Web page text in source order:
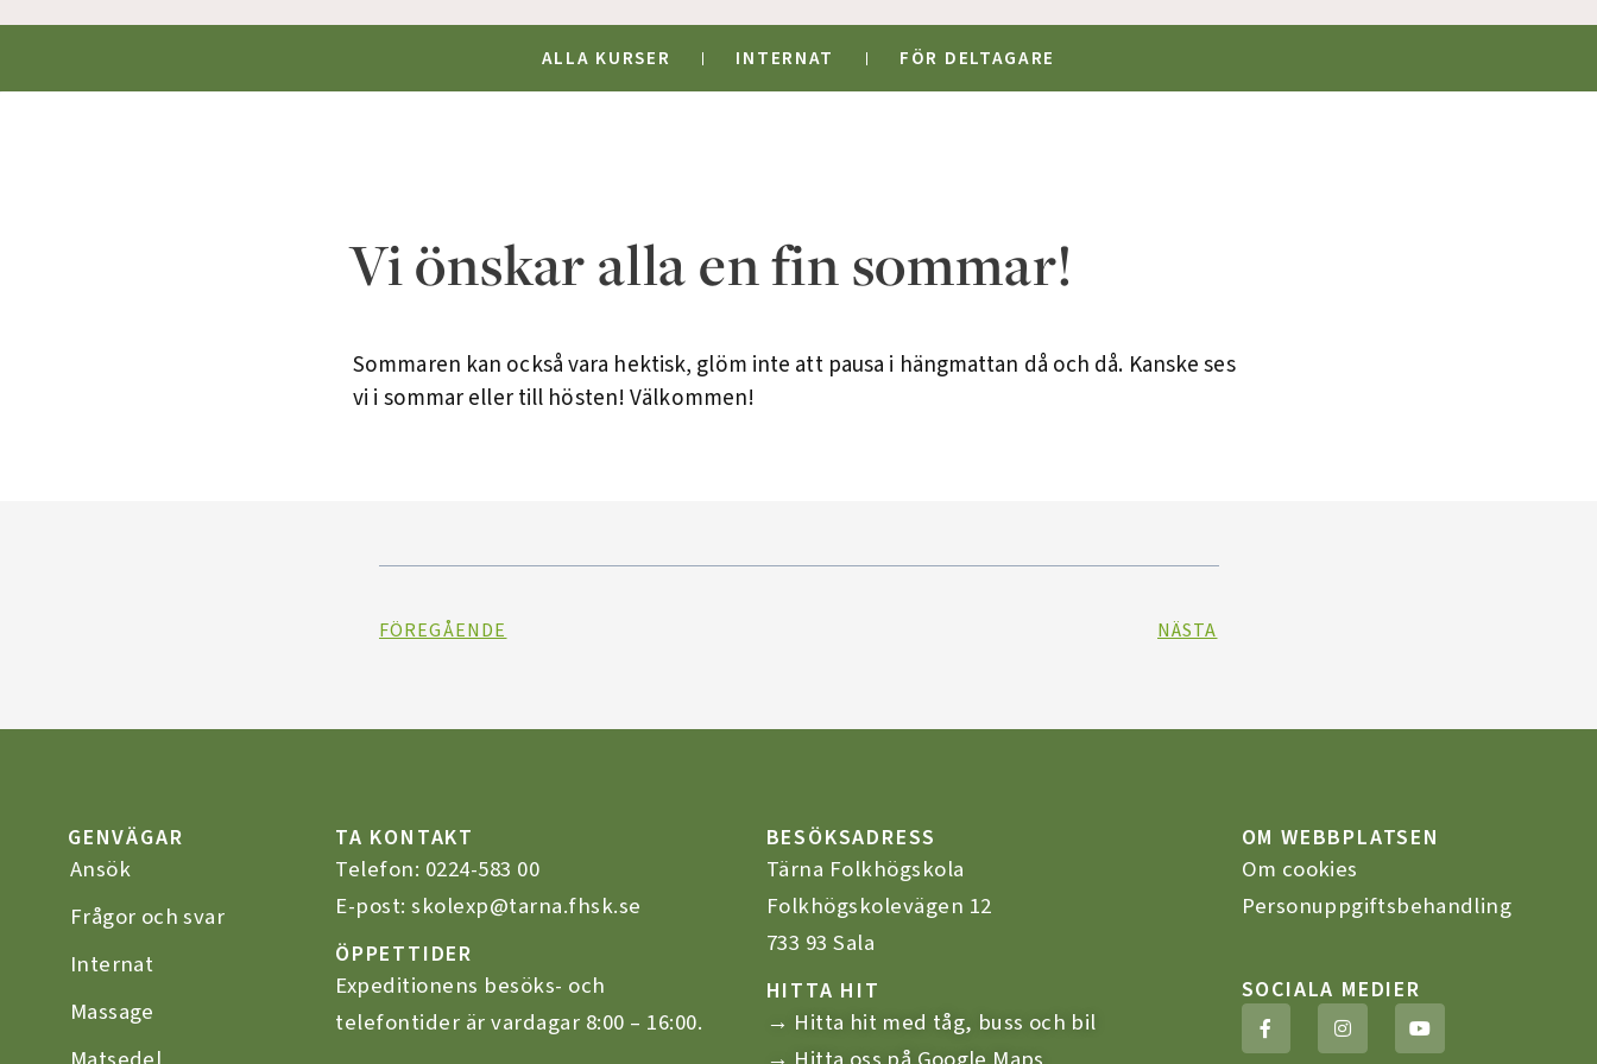
ALLA KURSER INTERNAT FÖR DELTAGARE
Vi önskar alla en fin sommar!
Sommaren kan också vara hektisk, glöm inte att pausa i hängmattan då och då. Kanske ses
vi i sommar eller till hösten! Välkommen!
FÖREGÅENDE NÄSTA
GENVÄGAR
Ansök
Frågor och svar
Internat
Massage
TA KONTAKT
Telefon: 0224-583 00
E-post: skolexp@tarna.fhsk.se
ÖPPETTIDER
Expeditionens besöks- och
telefontider är vardagar 8:00 – 16:00.
BESÖKSADRESS
Tärna Folkhögskola
Folkhögskolevägen 12
733 93 Sala
HITTA HIT
→ Hitta hit med tåg, buss och bil
OM WEBBPLATSEN
Om cookies
Personuppgiftsbehandling
SOCIALA MEDIER
F
a
c
I
n
s
Y
o
u